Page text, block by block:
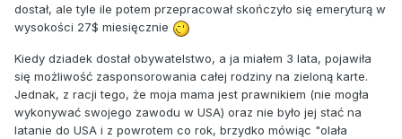
dostał, ale tyle ile potem przepracował skończyło się emeryturą w
wysokości 27$ miesięcznie
Kiedy dziadek dostał obywatelstwo, a ja miałem 3 lata, pojawiła
się możliwość zasponsorowania całej rodziny na zieloną karte.
Jednak, z racji tego, że moja mama jest prawnikiem (nie mogła
wykonywać swojego zawodu w USA) oraz nie było jej stać na
latanie do USA i z powrotem co rok, brzydko mówiąc "olała